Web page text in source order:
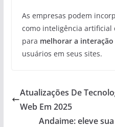
As empresas podem
como inteligência artificial
para melhorar a
usuários em seus sites.
Atualizações De
Web Em 2025
Andaime: eleve